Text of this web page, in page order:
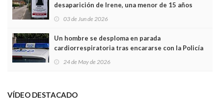
desaparición de Irene, una menor de 15 años
03 de Jun de 2026
Un hombre se desploma en parada
cardiorrespiratoria tras encararse con la Policía
Local en Luanco
24 de May de 2026
VÍDEO DESTACADO